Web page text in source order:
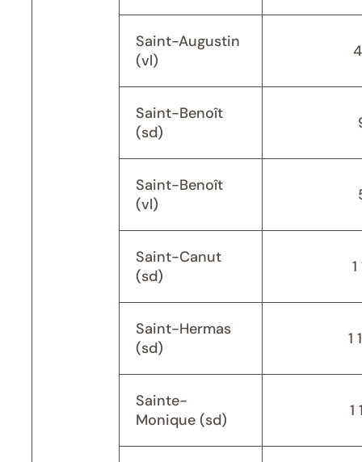
Saint-Augustin
(vl)
Saint-Benoît
(sd)
Saint-Benoît
(vl)
Saint-Canut
(sd)
1
Saint-Hermas
(sd)
1
Sainte-
Monique (sd)
1